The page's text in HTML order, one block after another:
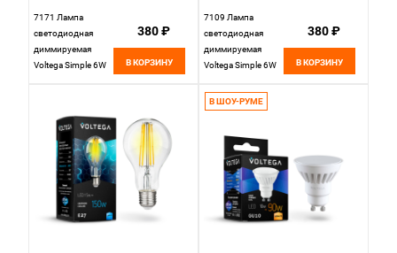
7171 Лампа
светодиодная
диммируемая
Voltega Simple 6W
380 ₽
В КОРЗИНУ
7109 Лампа
светодиодная
диммируемая
Voltega Simple 6W
GU10
380 ₽
В КОРЗИНУ
В ШОУ-РУМЕ